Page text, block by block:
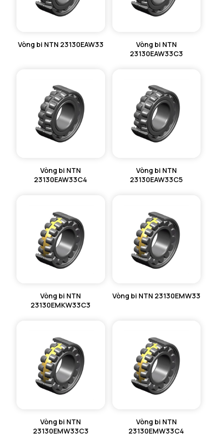
Vòng bi NTN 23130EAW33
Vòng bi NTN
23130EAW33C3
Vòng bi NTN
23130EAW33C4
Vòng bi NTN
23130EAW33C5
Vòng bi NTN
23130EMKW33C3
Vòng bi NTN 23130EMW33
Vòng bi NTN
23130EMW33C3
Vòng bi NTN
23130EMW33C4